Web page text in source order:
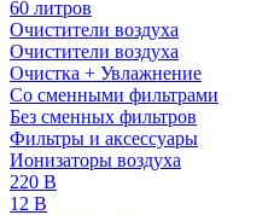
60 литров
Очистители воздуха
Очистители воздуха
Очистка + Увлажнение
Cо сменными фильтрами
Без сменных фильтров
Фильтры и аксессуары
Ионизаторы воздуха
220 В
12 В